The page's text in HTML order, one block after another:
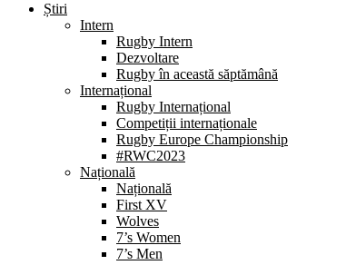
Știri
Intern
Rugby Intern
Dezvoltare
Rugby în această săptămână
Internațional
Rugby Internațional
Competiții internaționale
Rugby Europe Championship
#RWC2023
Națională
Națională
First XV
Wolves
7’s Women
7’s Men